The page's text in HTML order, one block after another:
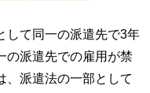
して同一の派遣先で3年
の派遣先での雇用が禁
、派遣法の一部として